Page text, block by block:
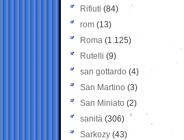
Rifiuti (84)
rom (13)
Roma (1.125)
Rutelli (9)
san gottardo (4)
San Martino (3)
San Miniato (2)
sanità (306)
Sarkozy (43)